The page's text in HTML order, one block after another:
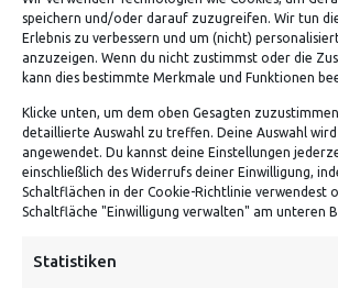
speichern und/oder darauf zuzugreifen. Wir tun
Erlebnis zu verbessern und um (nicht)
anzuzeigen. Wenn du nicht zustimmst oder die
kann dies bestimmte Merkmale und Funktionen
Klicke unten, um dem oben Gesagten
detaillierte Auswahl zu treffen. Deine Auswahl
angewendet. Du kannst deine Einstellungen
einschließlich des Widerrufs deiner Einwilligung,
Schaltflächen in der Cookie-Richtlinie verwendest
Schaltfläche "Einwilligung verwalten" am unteren
Statistiken
ADRESSE
Von Tiling GmbH
Kontakt: Mo - Fr von 10:00 bis